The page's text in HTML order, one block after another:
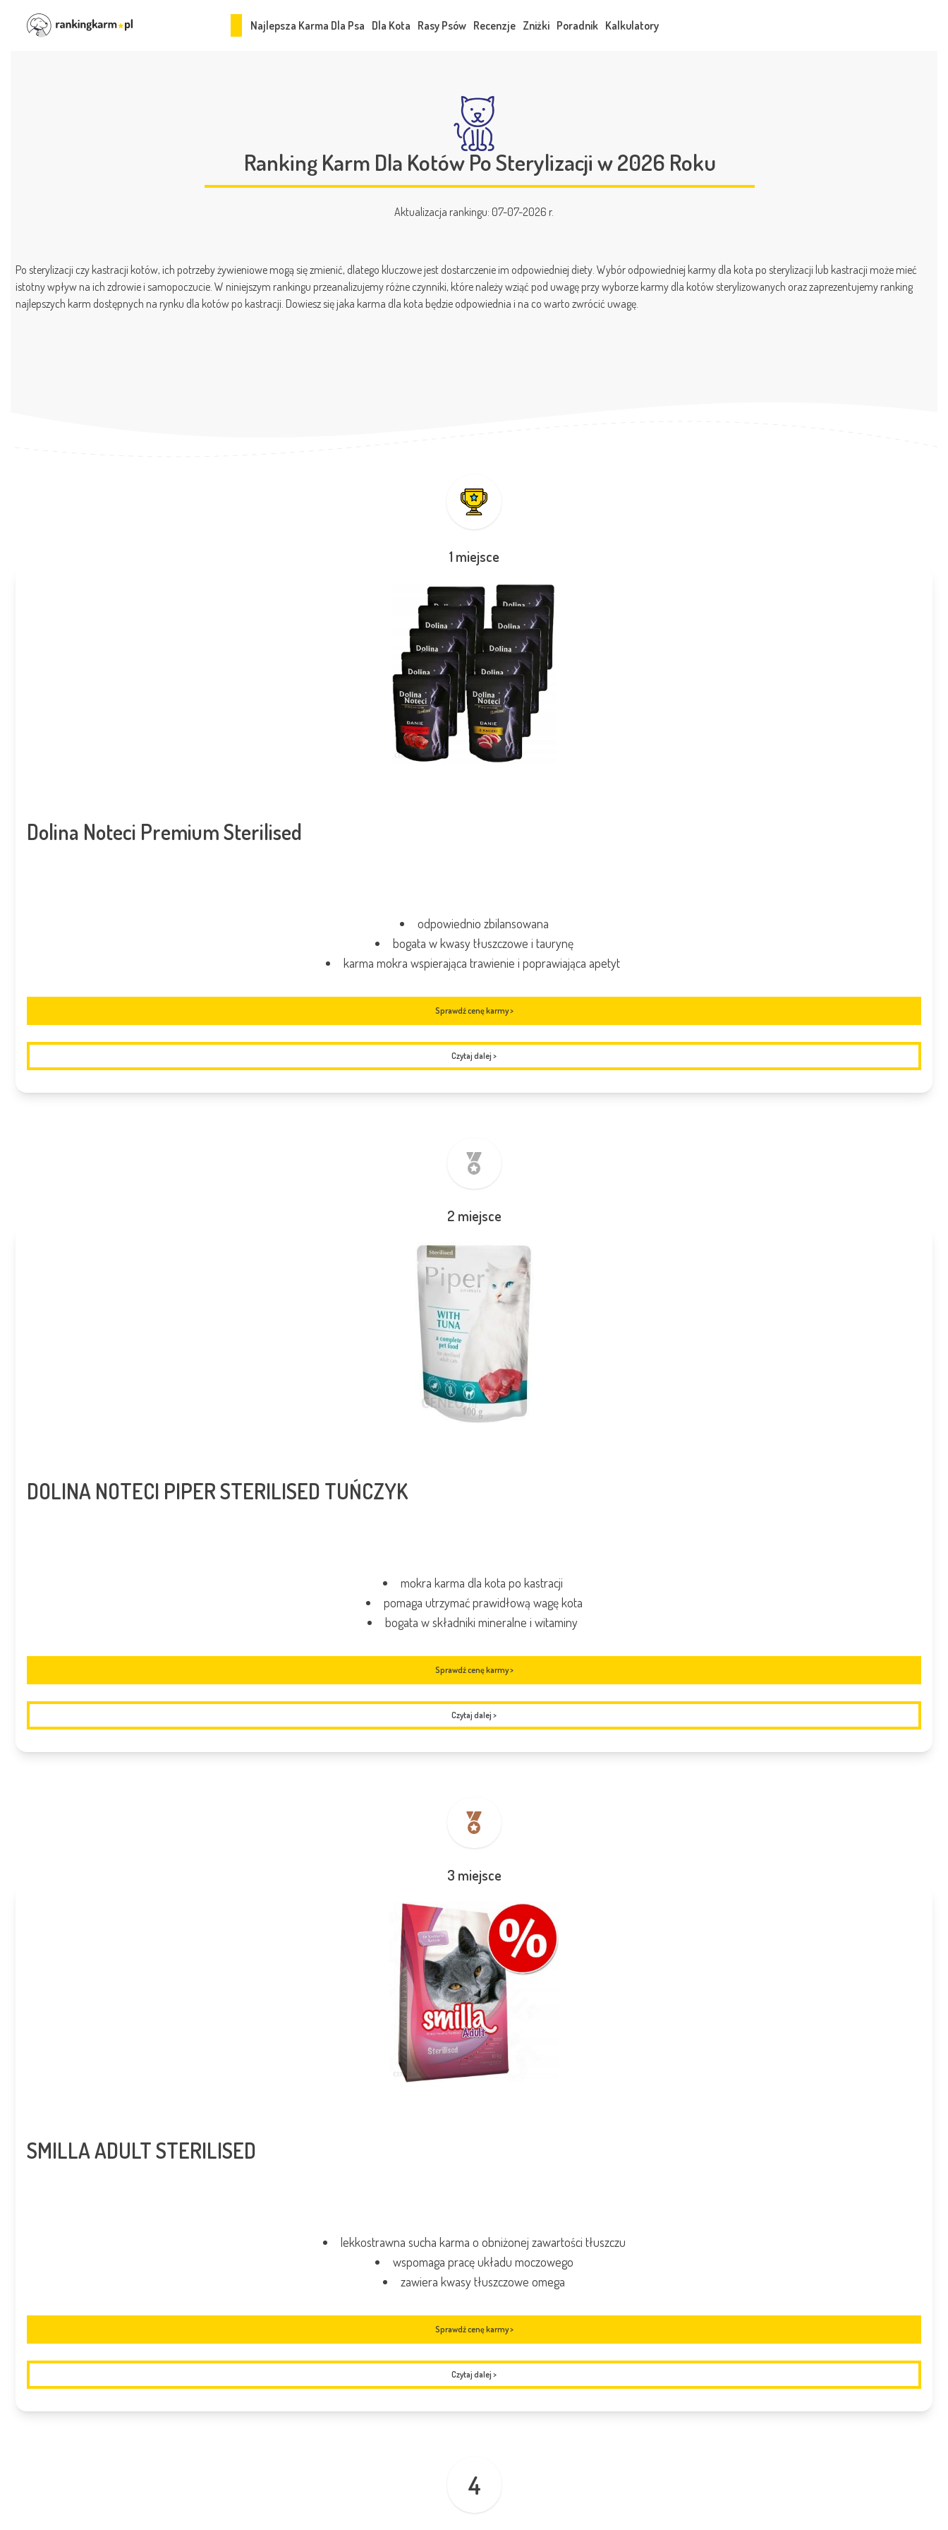
Najlepsza Karma Dla Psa Dla Kota Rasy Psów Recenzje Zniżki Poradnik Kalkulatory
Ranking Karm Dla Kotów Po Sterylizacji w 2026 Roku
Aktualizacja rankingu: 07-07-2026 r.
Po sterylizacji czy kastracji kotów, ich potrzeby żywieniowe mogą się zmienić, dlatego kluczowe jest dostarczenie im odpowiedniej diety. Wybór odpowiedniej karmy dla kota po sterylizacji lub kastracji może mieć
istotny wpływ na ich zdrowie i samopoczucie. W niniejszym rankingu przeanalizujemy różne czynniki, które należy wziąć pod uwagę przy wyborze karmy dla kotów sterylizowanych oraz zaprezentujemy ranking
najlepszych karm dostępnych na rynku dla kotów po kastracji. Dowiesz się jaka karma dla kota będzie odpowiednia i na co warto zwrócić uwagę.
1 miejsce
Dolina Noteci Premium Sterilised
odpowiednio zbilansowana
bogata w kwasy tłuszczowe i taurynę
karma mokra wspierająca trawienie i poprawiająca apetyt
Sprawdź cenę karmy >
Czytaj dalej >
2 miejsce
DOLINA NOTECI PIPER STERILISED TUŃCZYK
mokra karma dla kota po kastracji
pomaga utrzymać prawidłową wagę kota
bogata w składniki mineralne i witaminy
Sprawdź cenę karmy >
Czytaj dalej >
3 miejsce
SMILLA ADULT STERILISED
lekkostrawna sucha karma o obniżonej zawartości tłuszczu
wspomaga pracę układu moczowego
zawiera kwasy tłuszczowe omega
Sprawdź cenę karmy >
Czytaj dalej >
4